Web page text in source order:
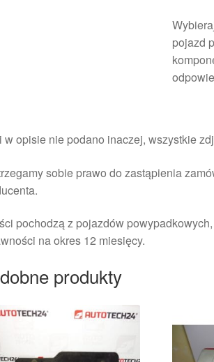
pojazd
w opisie nie podano inaczej, wszystkie
sobie prawo do zastąpienia
pochodzą z pojazdów
na okres 12 miesięcy.
produkty